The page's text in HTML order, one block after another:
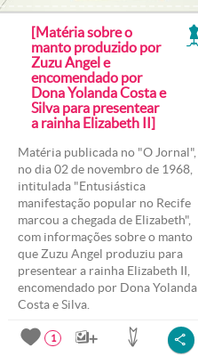
[Matéria sobre o
manto produzido por
Zuzu Angel e
encomendado por
Dona Yolanda Costa e
Silva para presentear
a rainha Elizabeth II]
Matéria publicada no "O Jornal",
no dia 02 de novembro de 1968,
intitulada "Entusiástica
manifestação popular no Recife
marcou a chegada de Elizabeth",
com informações sobre o manto
que Zuzu Angel produziu para
presentear a rainha Elizabeth II,
encomendado por Dona Yolanda
Costa e Silva.
1